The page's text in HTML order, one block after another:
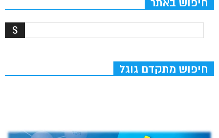
חיפוש באתר
חיפוש מתקדם גוגל